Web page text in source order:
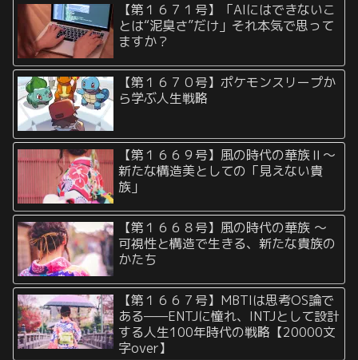
【第１６７１号】「AIにはできないこ
とは“泥臭さ”だけ」それ本気で思って
ますか？
【第１６７０号】ポケモンスリープか
ら学ぶ人生戦略
【第１６６９号】風の時代の華族Ⅱ〜
新たな構造美としての「見えない貴
族」
【第１６６８号】風の時代の華族 〜
可視性と構造で生きる、新たな貴族の
かたち
【第１６６７号】MBTIは思考OS論で
ある——ENTJに憧れ、INTJとして設計
する人生100年時代の戦略【20000文
字over】